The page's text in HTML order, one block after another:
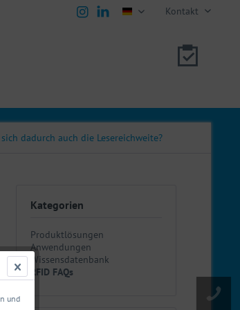
deutsch Kontakt
dadurch auch die Lesereichweite?
Kategorien
Produktlösungen
Anwendungen
Wissensdatenbank
RFID FAQs
und